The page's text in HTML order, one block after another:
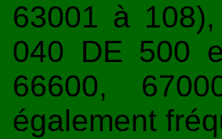
63001 à
040 DE 500
66600,
également